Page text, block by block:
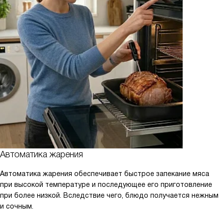
Автоматика жарения
Автоматика жарения обеспечивает быстрое запекание мяса
при высокой температуре и последующее его приготовление
при более низкой. Вследствие чего, блюдо получается нежным
и сочным.